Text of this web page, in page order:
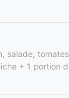
salade,
+ 1 portion